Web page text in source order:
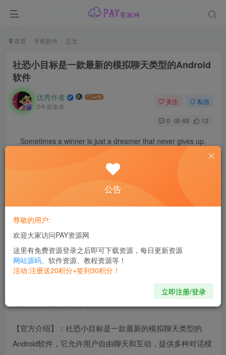
首页 手机软件 正文
社恐小目标是一款最新的模拟聊天类型的Android
软件
优秀作者
2年前发布
关注 私信
0 69 13
Sometimes a winner is just a dreamer that never gives up.
【应用名称】：社恐小目标XP
【应用版本】：1.0.0
【应用大小】：32.56K
【适用平台】：ROOT环境
【官方介绍】：社恐小目标是一款最新的模拟聊天类型的
Android软件，它允许用户自由聊天和互动，提供多种对话模
公告
尊敬的用户:
欢迎大家访问PAY资源网
这里有免费资源登录之后即可下载资源，每日更新资源
网站源码、软件资源、教程资源等！
活动:注册送20积分+签到30积分！
立即注册/登录